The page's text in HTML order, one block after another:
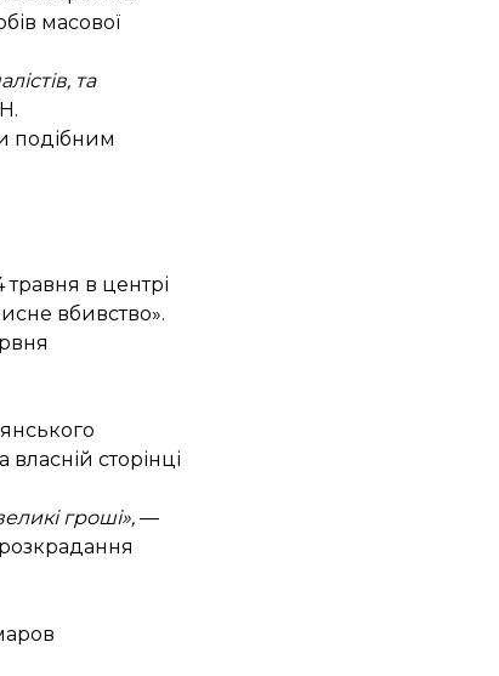
масової
та
подібним
травня в центрі
вбивство».
сторінці
гроші», —